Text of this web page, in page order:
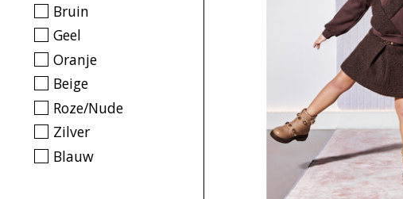
Bruin
Geel
Oranje
Beige
Roze/Nude
Zilver
Blauw